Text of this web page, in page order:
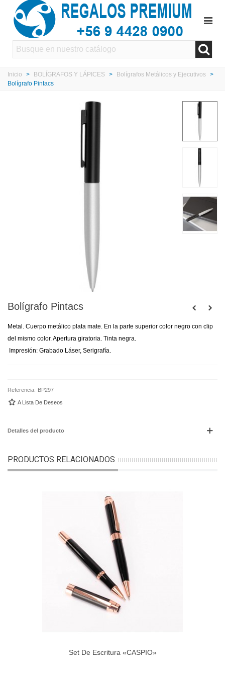
Inicio > BOLÍGRAFOS Y LÁPICES > Bolígrafos Metálicos y Ejecutivos >
Bolígrafo Pintacs
Bolígrafo Pintacs
Metal. Cuerpo metálico plata mate. En la parte superior color negro con clip
del mismo color. Apertura giratoria. Tinta negra.
Impresión: Grabado Láser, Serigrafía.
Referencia: BP297
A Lista De Deseos
Detalles del producto
PRODUCTOS RELACIONADOS
Set De Escritura «CASPIO»